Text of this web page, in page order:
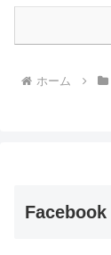
ホーム
Facebook